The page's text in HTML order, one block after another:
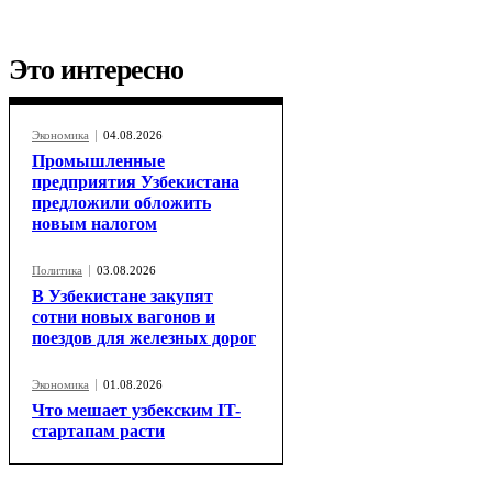
Это интересно
Экономика 04.08.2026
Промышленные
предприятия Узбекистана
предложили обложить
новым налогом
Политика 03.08.2026
В Узбекистане закупят
сотни новых вагонов и
поездов для железных дорог
Экономика 01.08.2026
Что мешает узбекским IT-
стартапам расти